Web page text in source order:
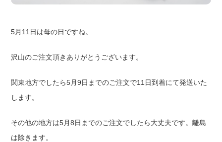
5月11日は母の日ですね。
沢山のご注文頂きありがとうございます。
関東地方でしたら5月9日までのご注文で11日到着にて発送いた
します。
その他の地方は5月8日までのご注文でしたら大丈夫です。離島
は除きます。